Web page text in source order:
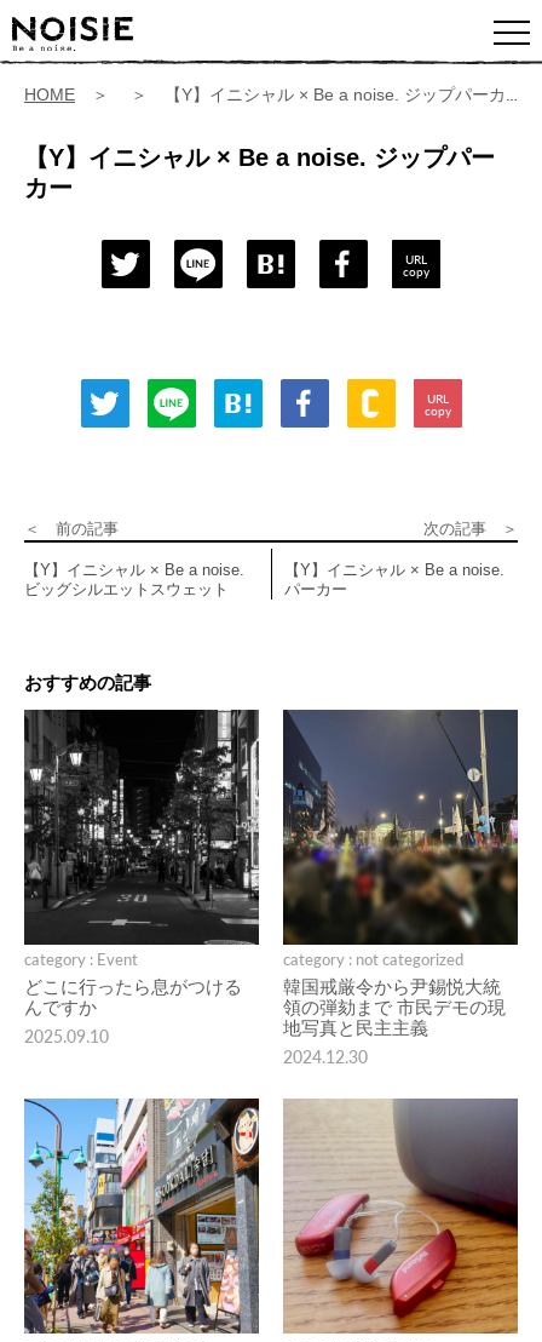
HOME ＞ ＞ 【Y】イニシャル × Be a noise. ジップパーカー
【Y】イニシャル × Be a noise. ジップパー
カー
URL
copy
URL
copy
＜ 前の記事 次の記事 ＞
【Y】イニシャル × Be a noise.
ビッグシルエットスウェット
【Y】イニシャル × Be a noise.
パーカー
おすすめの記事
category : Event
どこに行ったら息がつける
んですか
2025.09.10
category : not categorized
韓国戒厳令から尹錫悦大統
領の弾劾まで 市民デモの現
地写真と民主主義
2024.12.30